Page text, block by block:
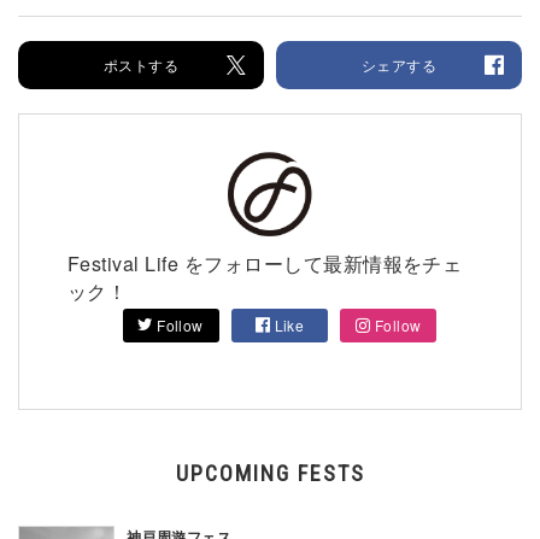
ポストする シェアする
Festival Life をフォローして最新情報をチェ
ック！
Follow Like Follow
UPCOMING FESTS